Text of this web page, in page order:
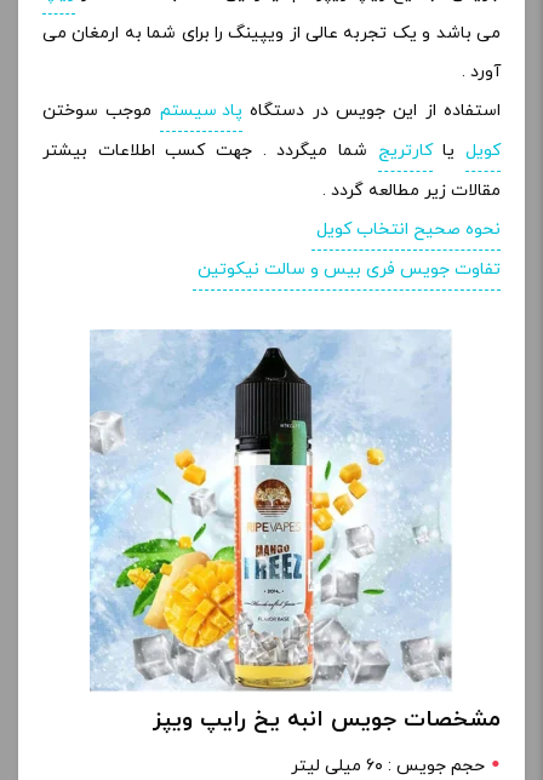
می باشد و یک تجربه عالی از ویپینگ را برای شما به ارمغان می
آورد .
استفاده از این جویس در دستگاه پاد سیستم موجب سوختن
کویلیاکارتریج شما میگردد . جهت کسب اطلاعات بیشتر
مقالات زیر مطالعه گردد .
نحوه صحیح انتخاب کویل
تفاوت جویس فری بیس و سالت نیکوتین
مشخصات جویس انبه یخ رایپ ویپز
حجم جویس : ۶۰ میلی لیتر